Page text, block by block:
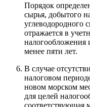
Порядок
сырья, добытого
углеводородного
отражается в
налогообложения
менее пяти лет.
В случае
налоговом
новом морском
для целей
соответствующая